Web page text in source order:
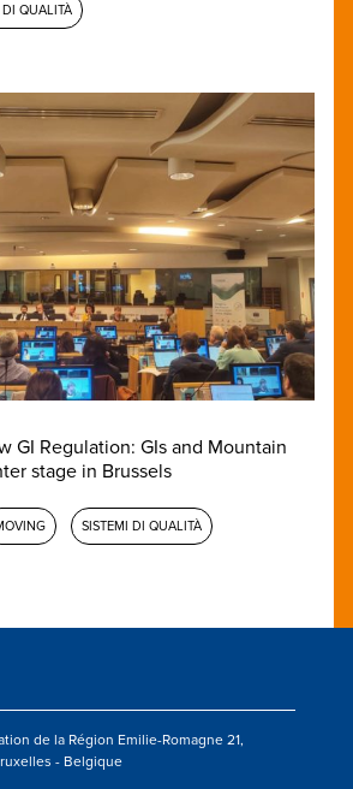
DI QUALITÀ
GI Regulation: GIs and Mountain
stage in Brussels
SISTEMI DI QUALITÀ
de la Région Emilie-Romagne 21,
- Belgique